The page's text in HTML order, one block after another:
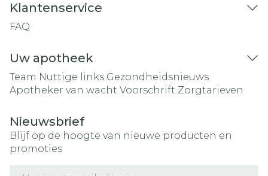
Klantenservice
FAQ
Uw apotheek
Team Nuttige links Gezondheidsnieuws
Apotheker van wacht Voorschrift Zorgtarieven
Nieuwsbrief
Blijf op de hoogte van nieuwe producten en
promoties